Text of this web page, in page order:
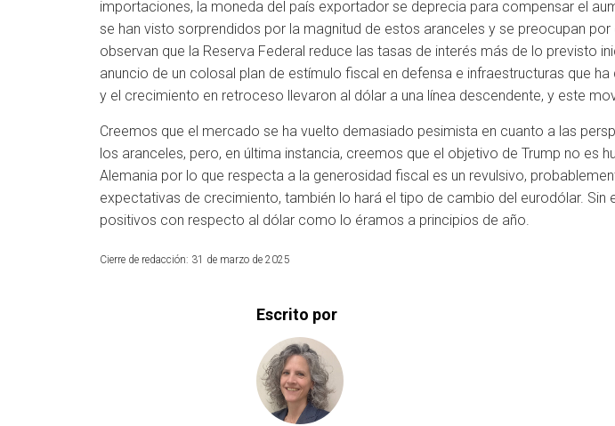
importaciones, la moneda del país exportador se deprecia para compensar el
se han visto sorprendidos por la magnitud de estos aranceles y se preocupan
observan que la Reserva Federal reduce las tasas de interés más de lo previsto
anuncio de un colosal plan de estímulo fiscal en defensa e infraestructuras que
y el crecimiento en retroceso llevaron al dólar a una línea descendente, y este
Creemos que el mercado se ha vuelto demasiado pesimista en cuanto a las
los aranceles, pero, en última instancia, creemos que el objetivo de Trump no es
Alemania por lo que respecta a la generosidad fiscal es un revulsivo,
expectativas de crecimiento, también lo hará el tipo de cambio del eurodólar.
positivos con respecto al dólar como lo éramos a principios de año.
Cierre de redacción: 31 de marzo de 2025
Escrito por